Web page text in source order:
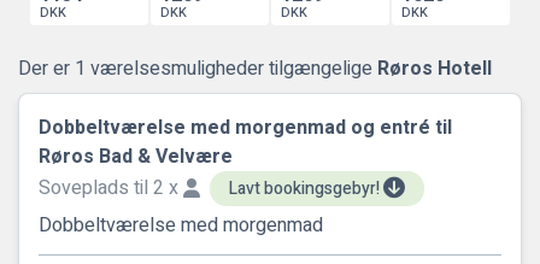
DKK DKK DKK DKK
Der er 1 værelsesmuligheder tilgængelige Røros Hotell
Dobbeltværelse med morgenmad og entré til
Røros Bad & Velvære
Soveplads til 2 x
Lavt bookingsgebyr!
Dobbeltværelse med morgenmad